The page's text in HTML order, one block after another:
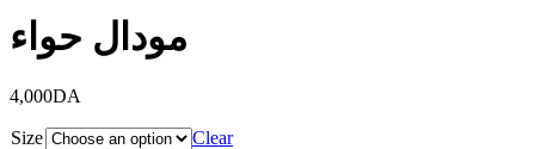
مودال حواء
4,000DA
Size
Clear